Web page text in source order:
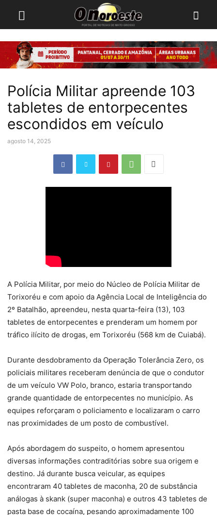
Polícia Militar apreende 103
tabletes de entorpecentes
escondidos em veículo
agosto 14, 2025
A Polícia Militar, por meio do Núcleo de Polícia Militar de
Torixoréu e com apoio da Agência Local de Inteligência do
2º Batalhão, apreendeu, nesta quarta-feira (13), 103
tabletes de entorpecentes e prenderam um homem por
tráfico ilícito de drogas, em Torixoréu (568 km de Cuiabá).
Durante desdobramento da Operação Tolerância Zero, os
policiais militares receberam denúncia de que o condutor
de um veículo VW Polo, branco, estaria transportando
grande quantidade de entorpecentes no município. As
equipes reforçaram o policiamento e localizaram o carro
nas proximidades de um posto de combustível.
Após abordagem do suspeito, o homem apresentou
diversas informações contraditórias sobre sua origem e
destino. Já durante busca veicular, as equipes
encontraram 40 tabletes de maconha, 20 de substância
análogas à skank (super maconha) e outros 43 tabletes de
pasta base de cocaína, pesando aproximadamente 100